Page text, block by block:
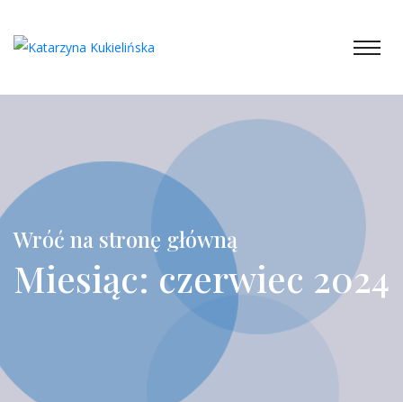
Wróć na stronę główną
Miesiąc: czerwiec 2024